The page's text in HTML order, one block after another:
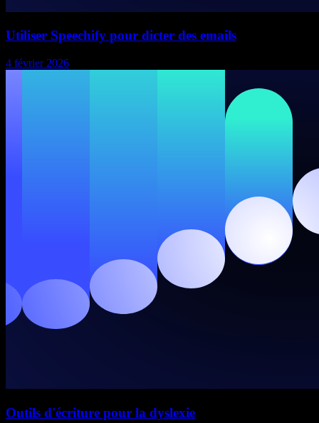
Utiliser Speechify pour dicter des emails
4 février 2026
Outils d'écriture pour la dyslexie